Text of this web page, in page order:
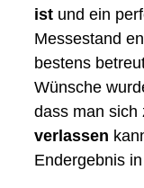
ist und ein
Messestand
bestens
Wünsche
dass man sich
verlassen
Endergebnis